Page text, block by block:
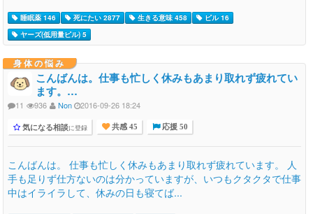
睡眠薬 146 死にたい 2877 生きる意味 458
ピル 16
ヤーズ(低用量ピル) 5
身体の悩み
こんばんは。仕事も忙しく休みもあまり取れず疲れてい
ます。…
11 936 Non 2016-09-26 18:24
気になる相談に登録 共感 45 応援 50
こんばんは。 仕事も忙しく休みもあまり取れず疲れています。 人
手も足りず仕方ないのは分かっていますが、いつもクタクタで仕事
中はイライラして、休みの日も寝てば...